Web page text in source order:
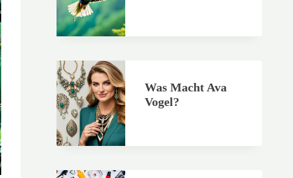
Was Macht Ava
Vogel?